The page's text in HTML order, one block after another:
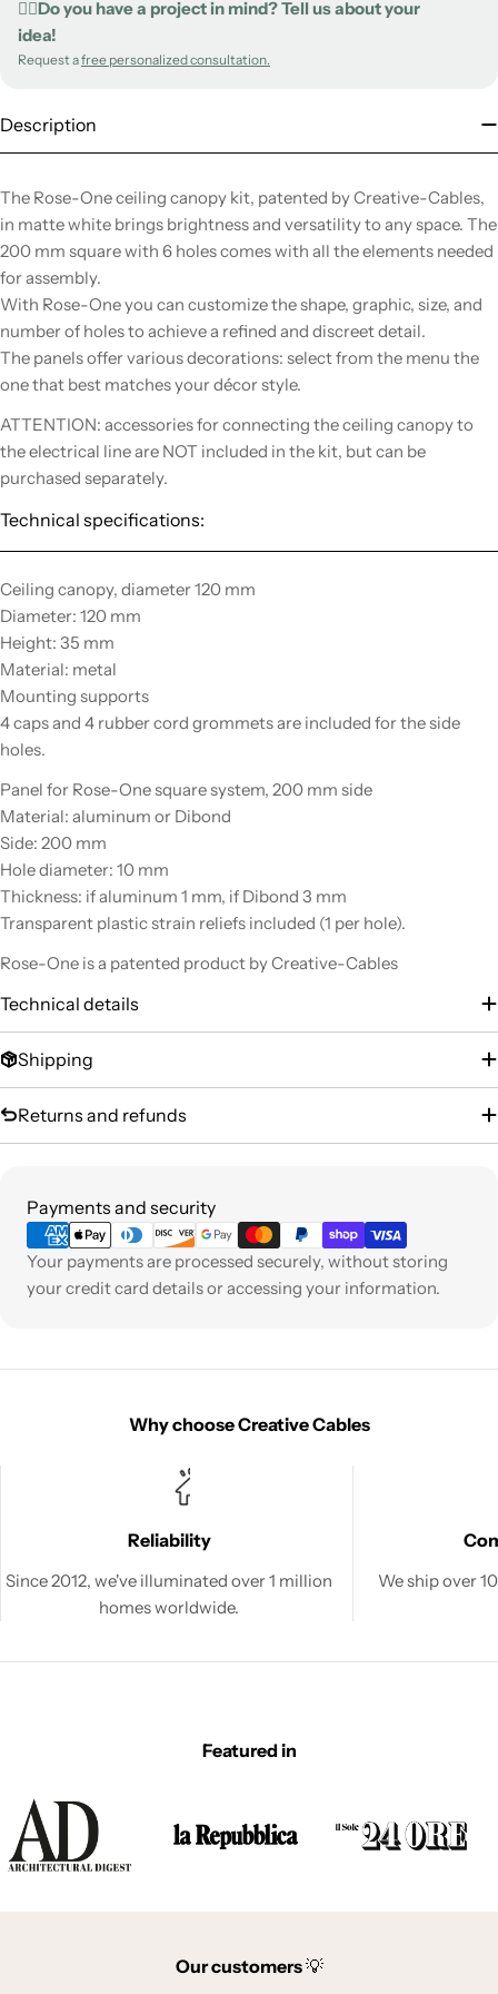
✍🏻Do you have a project in mind? Tell us about your
idea!
Request afree personalized consultation.
Description
The Rose-One ceiling canopy kit, patented by Creative-Cables,
in matte white brings brightness and versatility to any space. The
200 mm square with 6 holes comes with all the elements needed
for assembly.
With Rose-One you can customize the shape, graphic, size, and
number of holes to achieve a refined and discreet detail.
The panels offer various decorations: select from the menu the
one that best matches your décor style.
ATTENTION: accessories for connecting the ceiling canopy to
the electrical line are NOT included in the kit, but can be
purchased separately.
Technical specifications:
Ceiling canopy, diameter 120 mm
Diameter: 120 mm
Height: 35 mm
Material: metal
Mounting supports
4 caps and 4 rubber cord grommets are included for the side
holes.
Panel for Rose-One square system, 200 mm side
Material: aluminum or Dibond
Side: 200 mm
Hole diameter: 10 mm
Thickness: if aluminum 1 mm, if Dibond 3 mm
Transparent plastic strain reliefs included (1 per hole).
Rose-One is a patented product by Creative-Cables
Technical details
Shipping
Returns and refunds
Payments and security
Payment
methods
Your payments are processed securely, without storing
your credit card details or accessing your information.
Why choose Creative Cables
Reliability
Since 2012, we've illuminated over 1 million
homes worldwide.
We ship over
Featured in
Our customers💡